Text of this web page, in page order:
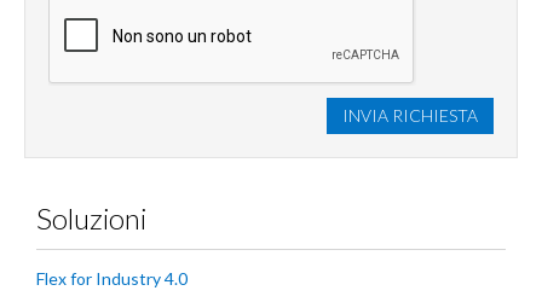
INVIA RICHIESTA
Soluzioni
Flex for Industry 4.0